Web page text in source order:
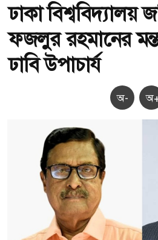
ঢাকা বিশ্ববিদ্যালয়
ফজলুর রহমানের
ঢাবি উপাচার্য
অ-